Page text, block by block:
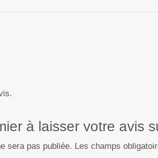
à laisser votre avis
sera pas publiée. Les champs